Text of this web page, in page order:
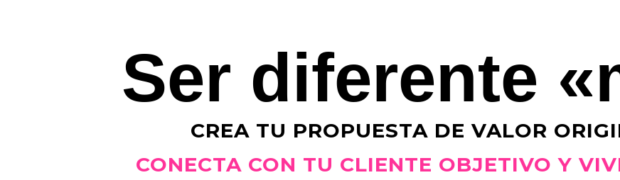
Ser diferente
CREA TU PROPUESTA DE VALOR
CONECTA CON TU CLIENTE OBJETIVO Y